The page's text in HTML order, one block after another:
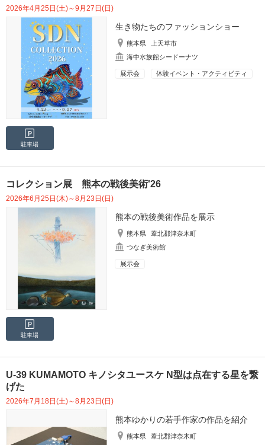
2026年4月25日(土)～9月27日(日)
生き物たちのファッションショー
熊本県
上天草市
海中水族館シードーナツ
展示会 体験イベント・アクティビティ
駐車場
コレクション展 熊本の戦後美術'26
2026年6月25日(木)～8月23日(日)
熊本の戦後美術作品を展示
熊本県
葦北郡津奈木町
つなぎ美術館
展示会
駐車場
U-39 KUMAMOTO キノシタユースケ N型は点在する星を繋
げた
2026年7月18日(土)～8月23日(日)
熊本ゆかりの若手作家の作品を紹介
熊本県
葦北郡津奈木町